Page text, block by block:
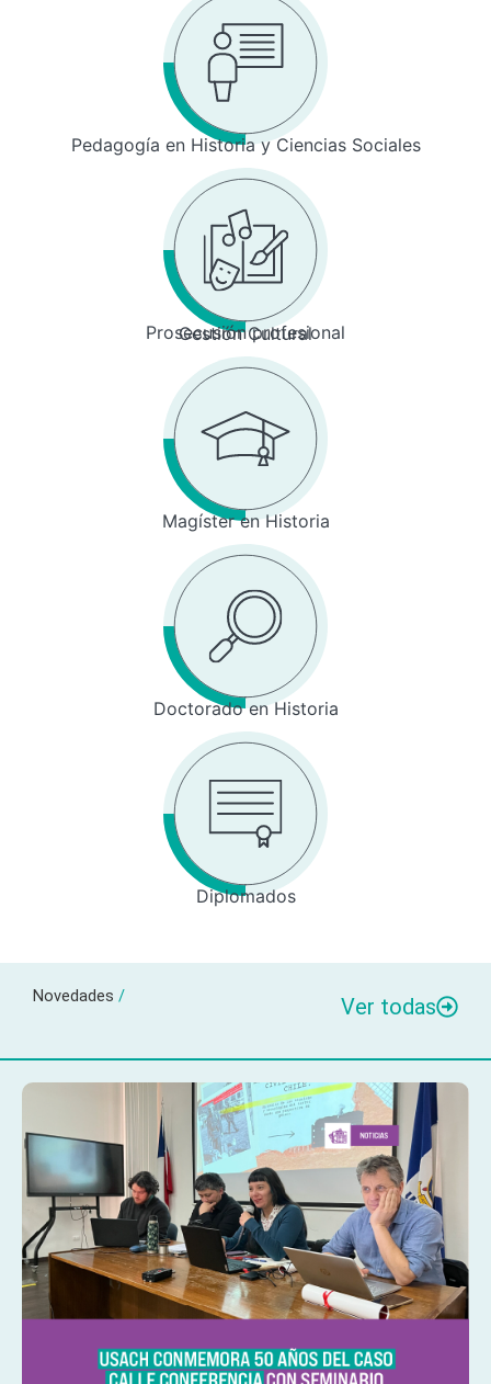
Pedagogía en Historia y Ciencias Sociales
Prosecusión profesional
Gestión Cultural
Magíster en Historia
Doctorado en Historia
Diplomados
Novedades / Ver todas